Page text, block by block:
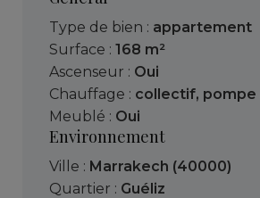
Type de bien : appartement
Surface : 168 m²
Ascenseur : Oui
Chauffage : collectif, pompe
Meublé : Oui
Environnement
Ville : Marrakech (40000)
Quartier : Guéliz